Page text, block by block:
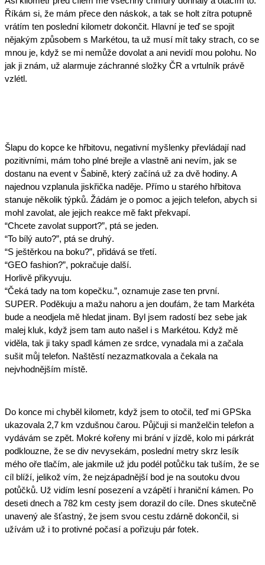
Říkám si, že mám přece den náskok, a tak se holt zítra potupně
vrátím ten poslední kilometr dokončit. Hlavní je teď se spojit
nějakým způsobem s Markétou, ta už musí mít taky strach, co se
mnou je, když se mi nemůže dovolat a ani nevidí mou polohu. No
jak ji znám, už alarmuje záchranné složky ČR a vrtulník právě
vzlétl.
Šlapu do kopce ke hřbitovu, negativní myšlenky převládají nad
pozitivními, mám toho plné brejle a vlastně ani nevím, jak se
dostanu na event v Šabině, který začíná už za dvě hodiny. A
najednou vzplanula jiskřička naděje. Přímo u starého hřbitova
stanuje několik týpků. Žádám je o pomoc a jejich telefon, abych si
mohl zavolat, ale jejich reakce mě fakt překvapí.
“Chcete zavolat support?”, ptá se jeden.
“To bílý auto?”, ptá se druhý.
“S ještěrkou na boku?”, přidává se třetí.
“GEO fashion?”, pokračuje další.
Horlivě přikyvuju.
“Čeká tady na tom kopečku.”, oznamuje zase ten první.
SUPER. Poděkuju a mažu nahoru a jen doufám, že tam Markéta
bude a neodjela mě hledat jinam. Byl jsem radostí bez sebe jak
malej kluk, když jsem tam auto našel i s Markétou. Když mě
viděla, tak ji taky spadl kámen ze srdce, vynadala mi a začala
sušit můj telefon. Naštěstí nezazmatkovala a čekala na
nejvhodnějším místě.
Do konce mi chyběl kilometr, když jsem to otočil, teď mi GPSka
ukazovala 2,7 km vzdušnou čarou. Půjčuji si manželčin telefon a
vydávám se zpět. Mokré kořeny mi brání v jízdě, kolo mi párkrát
podklouzne, že se div nevysekám, poslední metry skrz lesík
mého oře tlačím, ale jakmile už jdu podél potůčku tak tuším, že se
cíl blíží, jelikož vím, že nejzápadnější bod je na soutoku dvou
potůčků. Už vidím lesní posezení a vzápětí i hraniční kámen. Po
deseti dnech a 782 km cesty jsem dorazil do cíle. Dnes skutečně
unavený ale šťastný, že jsem svou cestu zdárně dokončil, si
užívám už i to protivné počasí a pořizuju pár fotek.